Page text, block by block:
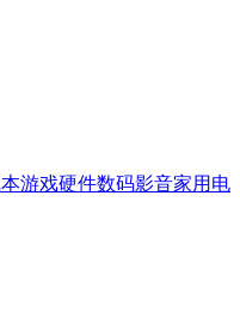
游戏硬件数码影音家用电